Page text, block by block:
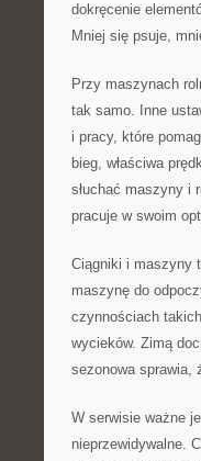
dokręcenie
Mniej się psuje,
Przy maszynach
tak samo. Inne
i pracy, które
bieg, właściwa
słuchać maszyny i
pracuje w swoim
Ciągniki i maszyny
maszynę do
czynnościach
wycieków. Zimą
sezonowa sprawia,
W serwisie ważne
nieprzewidywalne.